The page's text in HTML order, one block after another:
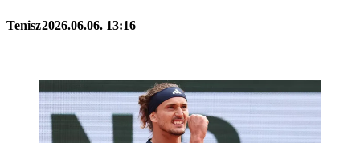
Tenisz2026.06.06. 13:16